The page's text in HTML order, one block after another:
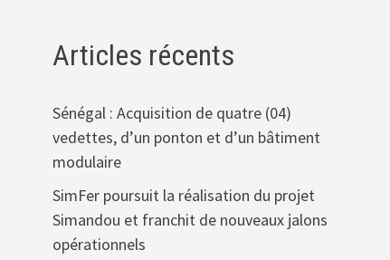
Articles récents
Sénégal : Acquisition de quatre (04)
vedettes, d’un ponton et d’un bâtiment
modulaire
SimFer poursuit la réalisation du projet
Simandou et franchit de nouveaux jalons
opérationnels